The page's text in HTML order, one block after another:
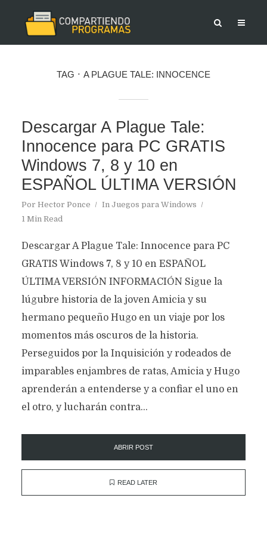
TAG A PLAGUE TALE: INNOCENCE
Descargar A Plague Tale:
Innocence para PC GRATIS
Windows 7, 8 y 10 en
ESPAÑOL ÚLTIMA VERSIÓN
Por Hector Ponce In Juegos para Windows
1 Min Read
Descargar A Plague Tale: Innocence para PC
GRATIS Windows 7, 8 y 10 en ESPAÑOL
ÚLTIMA VERSIÓN INFORMACIÓN Sigue la
lúgubre historia de la joven Amicia y su
hermano pequeño Hugo en un viaje por los
momentos más oscuros de la historia.
Perseguidos por la Inquisición y rodeados de
imparables enjambres de ratas, Amicia y Hugo
aprenderán a entenderse y a confiar el uno en
el otro, y lucharán contra...
ABRIR POST
READ LATER